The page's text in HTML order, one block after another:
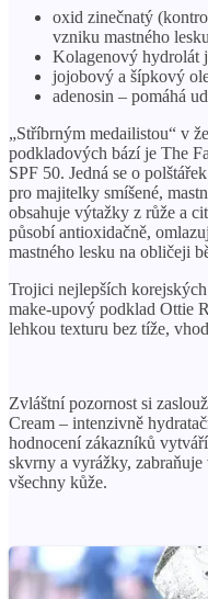
oxid zinečnatý
vzniku mastného
Kolagenový hydrolát
jojobový a šípkový
adenosin – pomáhá
„Stříbrným medailistou“ v
podkladových bází je The
SPF 50. Jedná se o
pro majitelky smíšené,
obsahuje výtažky z růže a
působí antioxidačně,
mastného lesku na obličeji
Trojici nejlepších
make-upový podklad Ottie
lehkou texturu bez tíže,
Zvláštní pozornost si
Cream – intenzivně
hodnocení zákazníků
skvrny a vyrážky,
všechny kůže.